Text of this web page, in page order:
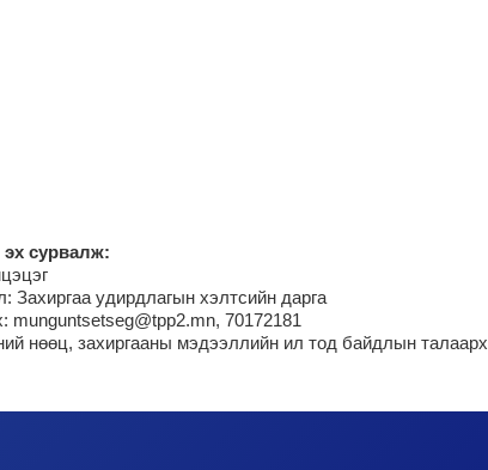
сурвалж:
Захиргаа удирдлагын хэлтсийн дарга
munguntsetseg@tpp2.mn, 70172181
нөөц, захиргааны мэдээллийн ил тод байдлын талаарх